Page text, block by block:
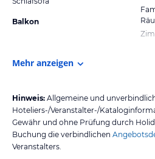
Balkon
Mehr anzeigen
Hinweis: Allgemeine und
Hoteliers-/Veranstalter-/
Gewähr und ohne Prüfung durch
Buchung die verbindlichen
Veranstalters.